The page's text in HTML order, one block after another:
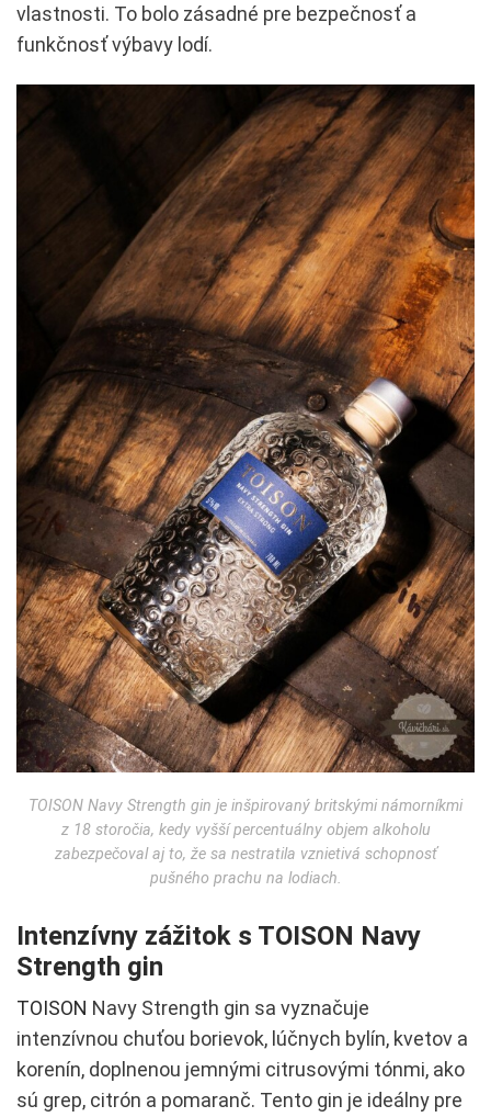
vlastnosti. To bolo zásadné pre bezpečnosť a
funkčnosť výbavy lodí.
TOISON Navy Strength gin je inšpirovaný britskými námorníkmi
z 18 storočia, kedy vyšší percentuálny objem alkoholu
zabezpečoval aj to, že sa nestratila vznietivá schopnosť
pušného prachu na lodiach.
Intenzívny zážitok s TOISON Navy
Strength gin
TOISON Navy Strength gin sa vyznačuje
intenzívnou chuťou borievok, lúčnych bylín, kvetov a
korenín, doplnenou jemnými citrusovými tónmi, ako
sú grep, citrón a pomaranč. Tento gin je ideálny pre